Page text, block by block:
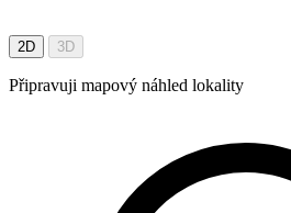
2D 3D
Připravuji mapový náhled lokality